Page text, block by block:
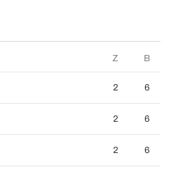
Z B
2 6
2 6
2 6